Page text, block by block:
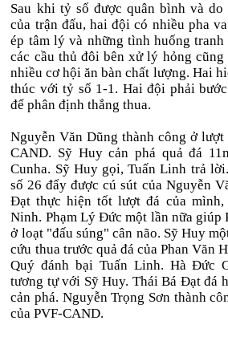
Sau khi tỷ số được quân bình và do
của trận đấu, hai đội có nhiều pha
ép tâm lý và những tình huống tranh
các cầu thủ đôi bên xử lý hỏng
nhiều cơ hội ăn bàn chất lượng. Hai
thúc với tỷ số 1-1. Hai đội phải
để phân định thắng thua.
Nguyễn Văn Dũng thành công ở lượt
CAND. Sỹ Huy cản phá quả đá
Cunha. Sỹ Huy gọi, Tuấn Linh trả
số 26 đẩy được cú sút của Nguyễn
Đạt thực hiện tốt lượt đá của mình,
Ninh. Phạm Lý Đức một lần nữa giúp
ở loạt "đấu súng" cân não. Sỹ Huy
cứu thua trước quả đá của Phan Văn
Quý đánh bại Tuấn Linh. Hà Đức
tương tự với Sỹ Huy. Thái Bá Đạt đá
cản phá. Nguyễn Trọng Sơn thành
của PVF-CAND.